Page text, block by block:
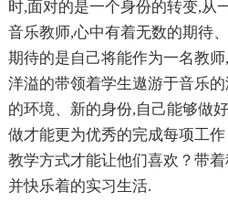
时,面对的是一个身份的转变,从
音乐教师,心中有着无数的期待
期待的是自己将能作为一名教
洋溢的带领着学生遨游于音乐
的环境、新的身份,自己能够做
做才能更为优秀的完成每项工
教学方式才能让他们喜欢？带
并快乐着的实习生活.